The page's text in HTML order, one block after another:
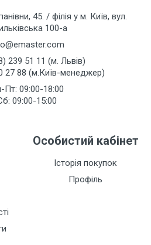
45. / філія у м. Київ, вул.
100-а
239 51 11 (м. Львів)
27 88 (м.Київ-менеджер)
Пт: 09:00-18:00
09:00-15:00
Особистий кабінет
Історія покупок
Профіль